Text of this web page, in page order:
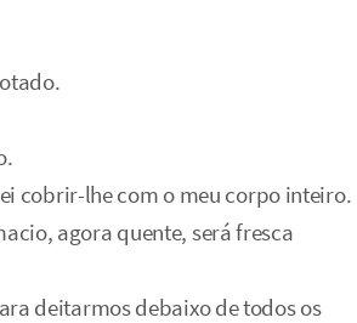
cobrir-lhe com o meu corpo inteiro.
agora quente, será fresca
deitarmos debaixo de todos os